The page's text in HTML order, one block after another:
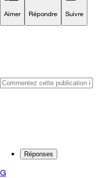
Aimer Répondre Suivre
Réponses
G